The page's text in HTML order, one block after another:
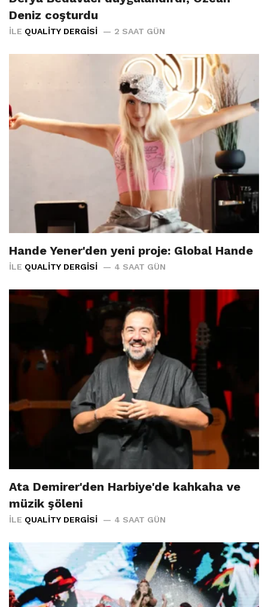
Deniz coşturdu
İLE QUALITY DERGISI 2 SAAT GÜN
Hande Yener'den yeni proje: Global Hande
İLE QUALITY DERGISI 4 SAAT GÜN
Ata Demirer'den Harbiye'de kahkaha ve
müzik şöleni
İLE QUALITY DERGISI 4 SAAT GÜN